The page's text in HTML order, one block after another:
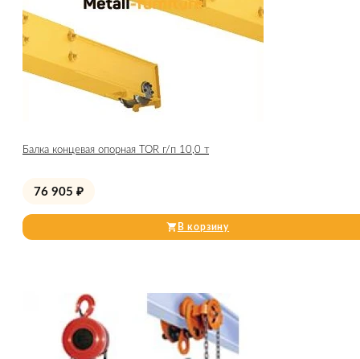
Балка концевая опорная TOR г/п 10,0 т
76 905 ₽
В корзину